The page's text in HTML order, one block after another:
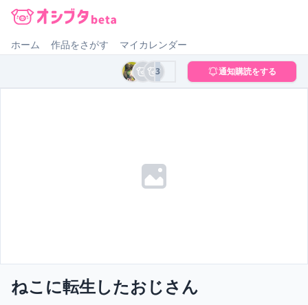
ホーム 作品をさがす マイカレンダー
3 通知購読をする
ねこに転生したおじさん